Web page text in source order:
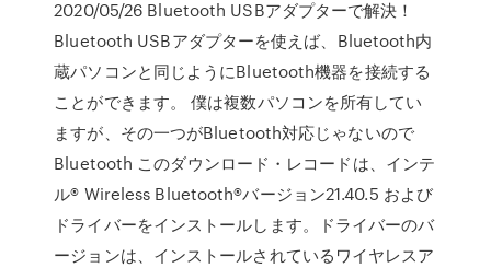
2020/05/26 Bluetooth USBアダプターで解決！
Bluetooth USBアダプターを使えば、Bluetooth内
蔵パソコンと同じようにBluetooth機器を接続する
ことができます。 僕は複数パソコンを所有してい
ますが、その一つがBluetooth対応じゃないので
Bluetooth このダウンロード・レコードは、インテ
ル® Wireless Bluetooth®バージョン21.40.5 および
ドライバーをインストールします。ドライバーのバ
ージョンは、インストールされているワイヤレスア